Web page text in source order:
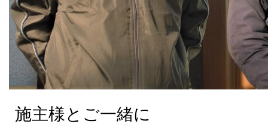
施主様とご一緒に